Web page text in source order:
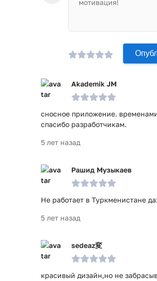
Akademik JM
сносное приложение.
спасибо разработчикам.
5 лет назад
Рашид Музыкаев
Не работает в Туркменистане
5 лет назад
sedeaz変
красивый дизайн,но не